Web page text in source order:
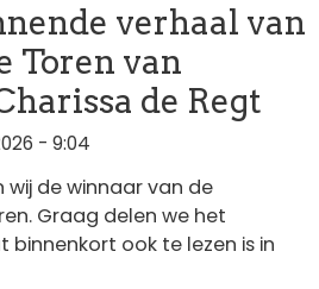
verhaal van
Toren van
de Regt
- 9:04
wij de winnaar van de
Graag delen we het
binnenkort ook te lezen is in